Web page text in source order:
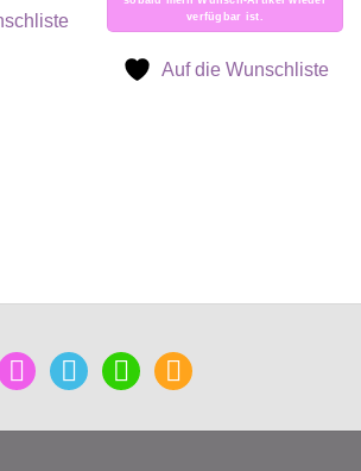
verfügbar ist.
Auf die Wunschliste
facebookinstagrampinterest